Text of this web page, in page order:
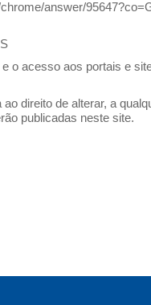
answer/
o acesso aos portais e
direito de alterar, a
publicadas neste site.